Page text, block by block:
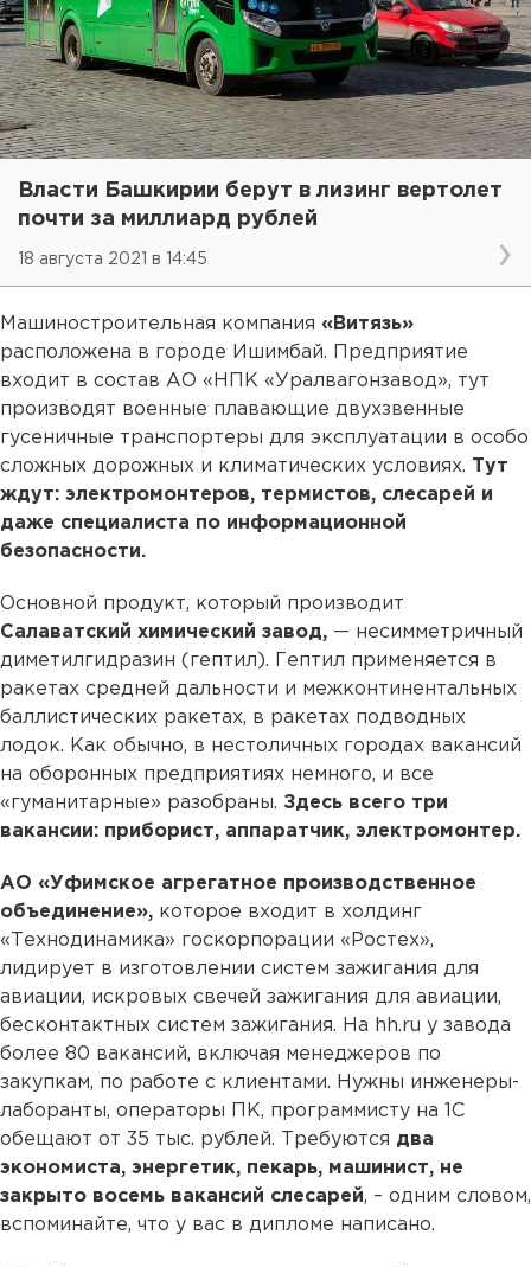
Власти Башкирии берут в лизинг вертолет
почти за миллиард рублей
18 августа 2021 в 14:45
Машиностроительная компания «Витязь»
расположена в городе Ишимбай. Предприятие
входит в состав АО «НПК «Уралвагонзавод», тут
производят военные плавающие двухзвенные
гусеничные транспортеры для эксплуатации в особо
сложных дорожных и климатических условиях. Тут
ждут: электромонтеров, термистов, слесарей и
даже специалиста по информационной
безопасности.
Основной продукт, который производит
Салаватский химический завод, — несимметричный
диметилгидразин (гептил). Гептил применяется в
ракетах средней дальности и межконтинентальных
баллистических ракетах, в ракетах подводных
лодок. Как обычно, в нестоличных городах вакансий
на оборонных предприятиях немного, и все
«гуманитарные» разобраны. Здесь всего три
вакансии: приборист, аппаратчик, электромонтер.
АО «Уфимское агрегатное производственное
объединение», которое входит в холдинг
«Технодинамика» госкорпорации «Ростех»,
лидирует в изготовлении систем зажигания для
авиации, искровых свечей зажигания для авиации,
бесконтактных систем зажигания. На hh.ru у завода
более 80 вакансий, включая менеджеров по
закупкам, по работе с клиентами. Нужны инженеры-
лаборанты, операторы ПК, программисту на 1С
обещают от 35 тыс. рублей. Требуются два
экономиста, энергетик, пекарь, машинист, не
закрыто восемь вакансий слесарей, – одним словом,
вспоминайте, что у вас в дипломе написано.